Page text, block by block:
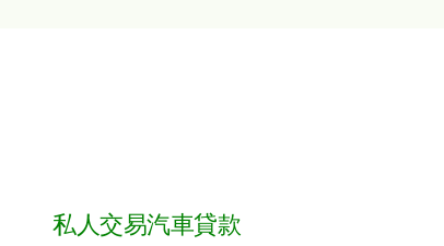
私人交易汽車貸款